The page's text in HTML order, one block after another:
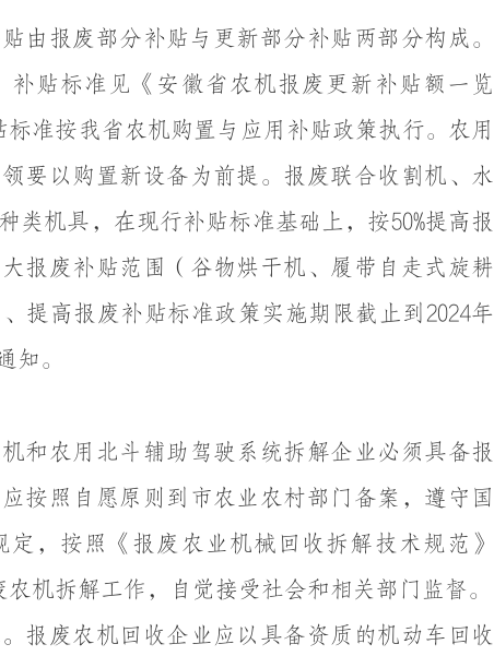
由报废部分补贴与更新部分补贴两部分构成。
补贴标准见《安徽省农机报废更新补贴额一览
标准按我省农机购置与应用补贴政策执行。农用
要以购置新设备为前提。报废联合收割机、水
类机具，在现行补贴标准基础上，按50%提高报
报废补贴范围（谷物烘干机、履带自走式旋耕
提高报废补贴标准政策实施期限截止到 2024年
知。
和农用北斗辅助驾驶系统拆解企业必须具备报
按照自愿原则到市农业农村部门备案，遵守国
，按照《报废农业机械回收拆解技术规范》
农机拆解工作 ，自觉接受社会和相关部门监督。
报废农机回收企业应以具备资质的机动车回收